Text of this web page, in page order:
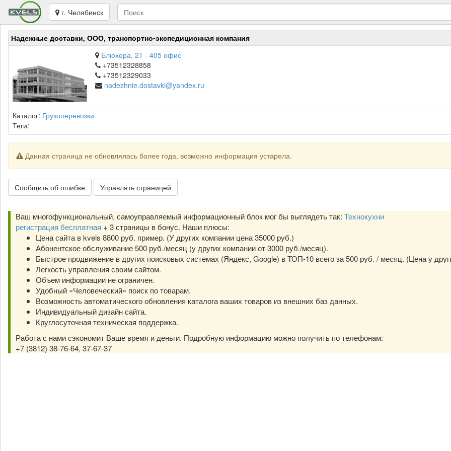
г. Челябинск
Надежные доставки, ООО, транспортно-экспедиционная компания
Блюхера, 21 - 405 офис
+73512328858
+73512329033
nadezhnie.dostavki@yandex.ru
Каталог: Грузоперевозки
Теги:
Данная страница не обновлялась более года, возможно информация устарела.
Сообщить об ошибке Управлять страницей
Ваш многофункциональный, самоуправляемый информационный блок мог бы выглядеть так: Технокухни
регистрация бесплатная + 3 страницы в бонус. Наши плюсы:
Цена сайта в kvels 8800 руб. пример. (У других компании цена 35000 руб.)
Абонентское обслуживание 500 руб./месяц (у других компании от 3000 руб./месяц).
Быстрое продвижение в других поисковых системах (Яндекс, Google) в ТОП-10 всего за 500 руб. / месяц. (Цена у
Легкость управления своим сайтом.
Объем информации не ограничен.
Удобный «Человеческий» поиск по товарам.
Возможность автоматического обновления каталога ваших товаров из внешних баз данных.
Индивидуальный дизайн сайта.
Круглосуточная техническая поддержка.
Работа с нами сэкономит Ваше время и деньги. Подробную информацию можно получить по телефонам:
+7 (3812) 38-76-64, 37-67-37